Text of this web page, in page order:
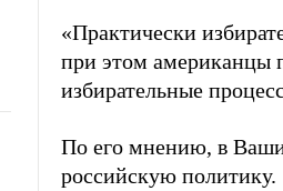
«Практически
при этом американцы
избирательные
По его мнению, в
российскую политику.